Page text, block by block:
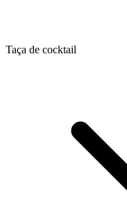
Taça de cocktail